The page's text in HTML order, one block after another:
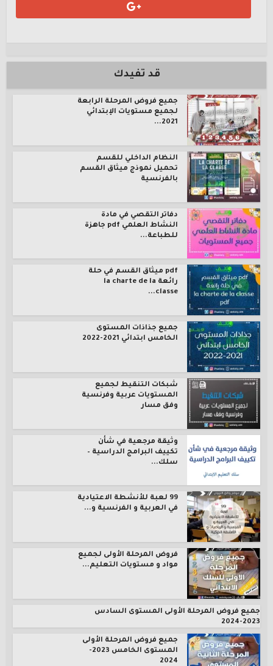
قد تفيدك
جميع فروض المرحلة الرابعة
لجميع مستويات الإبتدائي
2021...
النظام الداخلي للقسم
تحميل نموذج ميثاق القسم
بالفرنسية
دفاتر التقصي في مادة
النشاط العلمي pdf جاهزة
للطباعة...
pdf ميثاق القسم في حلة
رائعة la charte de la
classe...
جميع جذاذات المستوى
الخامس ابتدائي 2021-2022
شبكات التنقيط لجميع
المستويات عربية وفرنسية
وفق مسار
وثيقة مرجعية في شأن
تكييف البرامج الدراسية –
سلك...
99 لعبة للأنشطة الاعتيادية
في العربية و الفرنسية و...
فروض المرحلة الأولى لجميع
مواد و مستويات التعليم...
جميع فروض المرحلة الأولى المستوى السادس
2023-2024
جميع فروض المرحلة الأولى
المستوى الخامس 2023-
2024